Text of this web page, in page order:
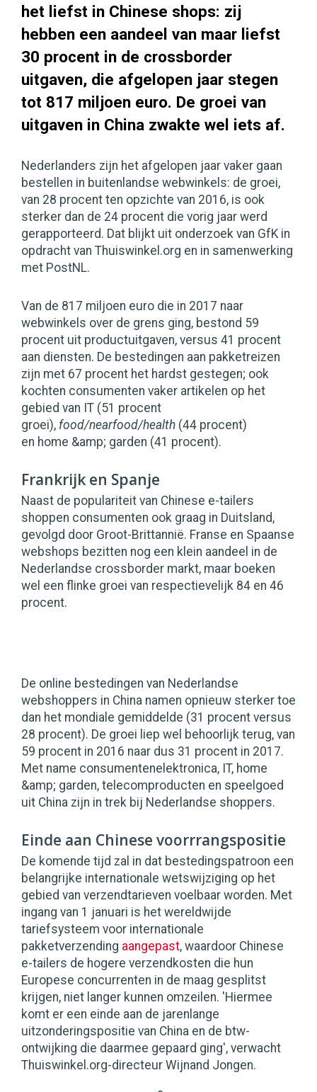
het liefst in Chinese shops: zij
hebben een aandeel van maar liefst
30 procent in de crossborder
uitgaven, die afgelopen jaar stegen
tot 817 miljoen euro. De groei van
uitgaven in China zwakte wel iets af.
Nederlanders zijn het afgelopen jaar vaker gaan
bestellen in buitenlandse webwinkels: de groei,
van 28 procent ten opzichte van 2016, is ook
sterker dan de 24 procent die vorig jaar werd
gerapporteerd. Dat blijkt uit onderzoek van GfK in
opdracht van Thuiswinkel.org en in samenwerking
met PostNL.
Van de 817 miljoen euro die in 2017 naar
webwinkels over de grens ging, bestond 59
procent uit productuitgaven, versus 41 procent
aan diensten. De bestedingen aan pakketreizen
zijn met 67 procent het hardst gestegen; ook
kochten consumenten vaker artikelen op het
gebied van IT (51 procent
groei), food/nearfood/health (44 procent)
en home &amp; garden (41 procent).
Frankrijk en Spanje
Naast de populariteit van Chinese e-tailers
shoppen consumenten ook graag in Duitsland,
gevolgd door Groot-Brittannië. Franse en Spaanse
webshops bezitten nog een klein aandeel in de
Nederlandse crossborder markt, maar boeken
wel een flinke groei van respectievelijk 84 en 46
procent.
De online bestedingen van Nederlandse
webshoppers in China namen opnieuw sterker toe
dan het mondiale gemiddelde (31 procent versus
28 procent). De groei liep wel behoorlijk terug, van
59 procent in 2016 naar dus 31 procent in 2017.
Met name consumentenelektronica, IT, home
&amp; garden, telecomproducten en speelgoed
uit China zijn in trek bij Nederlandse shoppers.
Einde aan Chinese voorrrangspositie
De komende tijd zal in dat bestedingspatroon een
belangrijke internationale wetswijziging op het
gebied van verzendtarieven voelbaar worden. Met
ingang van 1 januari is het wereldwijde
tariefsysteem voor internationale
pakketverzending aangepast, waardoor Chinese
e-tailers de hogere verzendkosten die hun
Europese concurrenten in de maag gesplitst
krijgen, niet langer kunnen omzeilen. 'Hiermee
komt er een einde aan de jarenlange
uitzonderingspositie van China en de btw-
ontwijking die daarmee gepaard ging', verwacht
Thuiswinkel.org-directeur Wijnand Jongen.